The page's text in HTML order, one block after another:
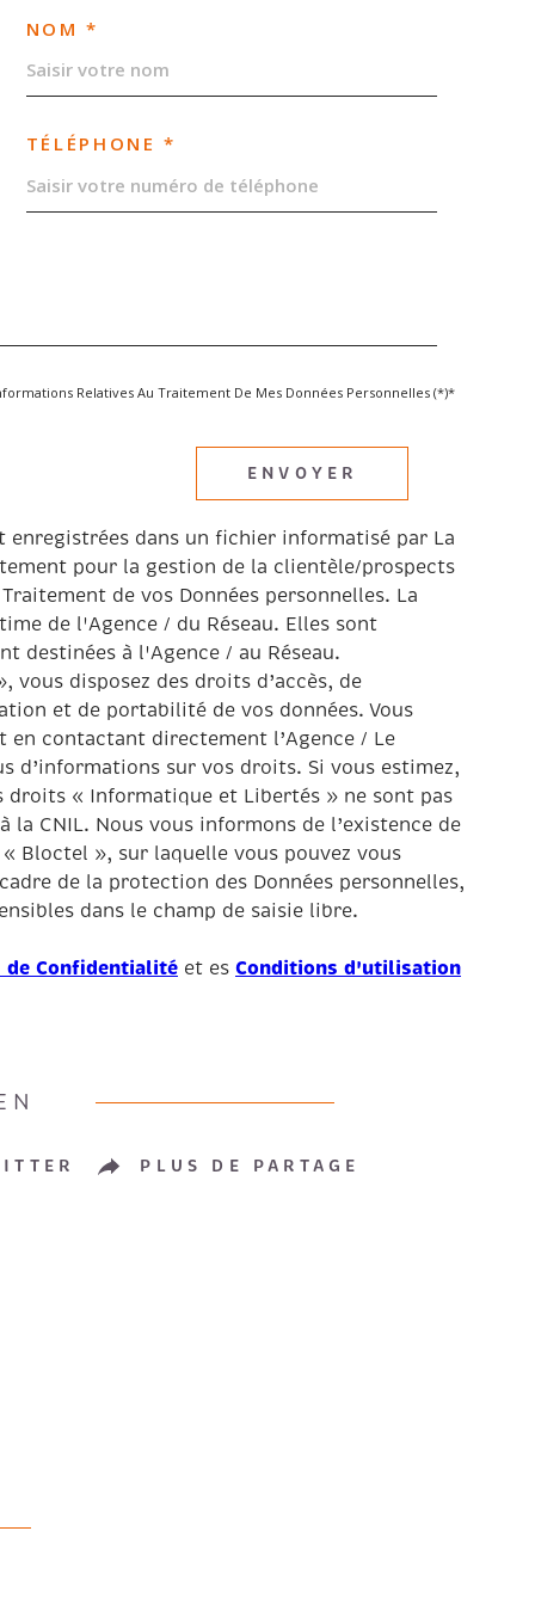
NOM *
TÉLÉPHONE *
Relatives Au Traitement De Mes Données Personnelles (*)*
ENVOYER
dans un fichier informatisé par La
pour la gestion de la clientèle/prospects
de vos Données personnelles. La
de l'Agence / du Réseau. Elles sont
destinées à l'Agence / au Réseau.
disposez des droits d’accès, de
et de portabilité de vos données. Vous
contactant directement l’Agence / Le
d’informations sur vos droits. Si vous estimez,
droits « Informatique et Libertés » ne sont pas
CNIL. Nous vous informons de l’existence de
Bloctel », sur laquelle vous pouvez vous
de la protection des Données personnelles,
dans le champ de saisie libre.
de Confidentialité et es Conditions d'utilisation
PLUS DE PARTAGE